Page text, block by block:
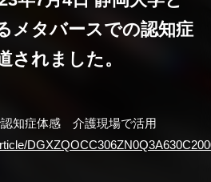
メタバースでの認知症
されました。
知症体感 介護現場で活用